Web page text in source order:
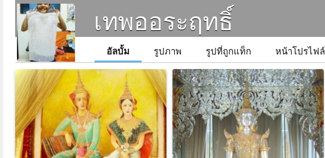
เทพออระฤทธิ์
อัลบั้ม รูปภาพ รูปที่ถูกแท็ก หน้าโปรไฟล์